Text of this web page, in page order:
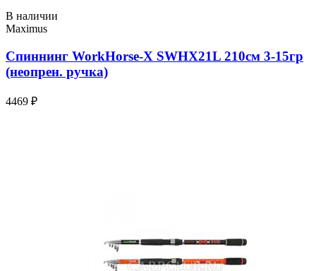
В наличии
Maximus
Спиннинг WorkHorse-X SWHX21L 210см 3-15гр
(неопрен. ручка)
4469 ₽